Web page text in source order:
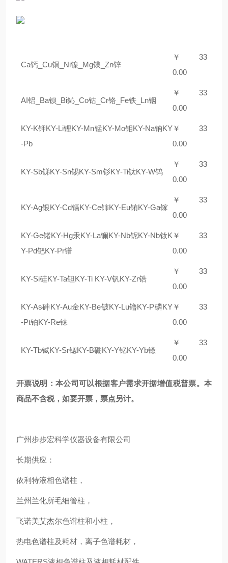
Ca钙_Cu铜_Ni镍_Mg镁_Zn锌
￥ 33
0.00
AI铝_Ba钡_Bi鈊_Co钴_Cr铬_Fe铁_Ln铟
￥ 33
0.00
KY-K钾KY-Li锂KY-Mn锰KY-Mo钼KY-Na钠KY
-Pb
￥ 33
0.00
KY-Sb锑KY-Sn锡KY-Sm钐KY-Ti钛KY-W钨
￥ 33
0.00
KY-Ag银KY-Cd镉KY-Ce铈KY-Eu铕KY-Ga镓
￥ 33
0.00
KY-Ge锗KY-Hg汞KY-La镧KY-Nb铌KY-Nb钕K
Y-Pd钯KY-Pr镨
￥ 33
0.00
KY-Si硅KY-Ta钽KY-Ti KY-V钒KY-Zr锆
￥ 33
0.00
KY-As砷KY-Au金KY-Be铍KY-Lu镥KY-P磷KY
-Pt铂KY-Re铼
￥ 33
0.00
KY-Tb铽KY-Sr锶KY-B硼KY-Y钇KY-Yb镱
￥ 33
0.00
开票说明：本公司可以根据客户需求开据增值税普票。本
商品不含税，如要开票，票点另计。
广州步步宏科学仪器设备有限公司
长期供应：
依利特液相色谱柱，
兰州兰化所毛细管柱，
飞诺美艾杰尔色谱柱和小柱，
热电色谱柱及耗材，离子色谱耗材，